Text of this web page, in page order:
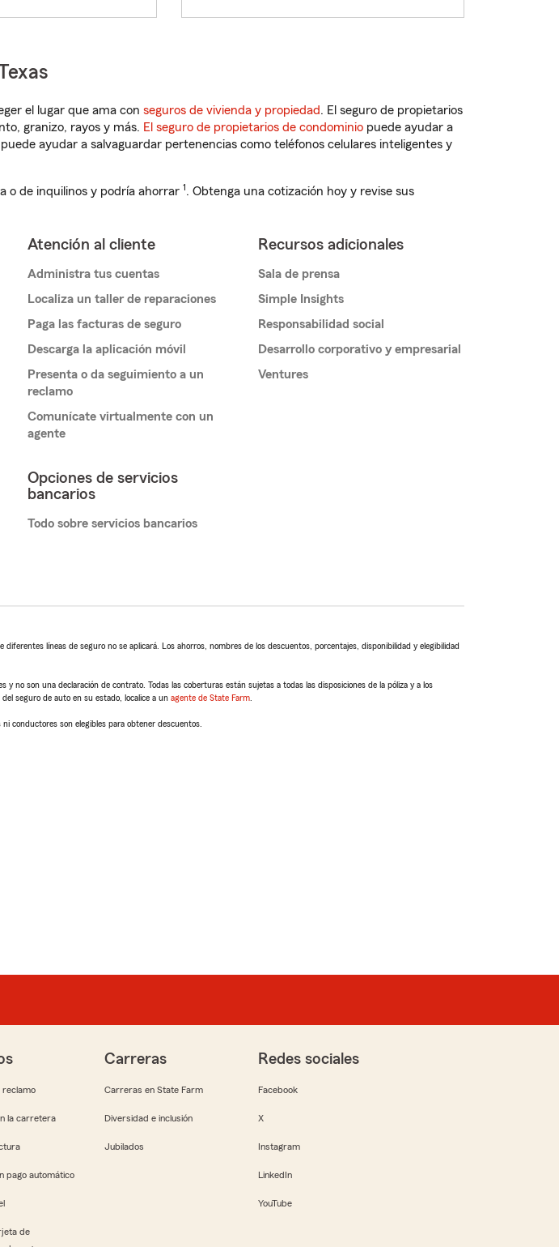
el lugar que ama con seguros de vivienda y propiedad. El seguro de propietarios
granizo, rayos y más. El seguro de propietarios de condominio puede ayudar a
puede ayudar a salvaguardar pertenencias como teléfonos celulares inteligentes y
o de inquilinos y podría ahorrar 1. Obtenga una cotización hoy y revise sus
Atención al cliente
Administra tus cuentas
Localiza un taller de reparaciones
Paga las facturas de seguro
Descarga la aplicación móvil
Presenta o da seguimiento a un
reclamo
Comunícate virtualmente con un
agente
Opciones de servicios
bancarios
Todo sobre servicios bancarios
Recursos adicionales
Sala de prensa
Simple Insights
Responsabilidad social
Desarrollo corporativo y empresarial
Ventures
líneas de seguro no se aplicará. Los ahorros, nombres de los descuentos, porcentajes, disponibilidad y elegibilidad
no son una declaración de contrato. Todas las coberturas están sujetas a todas las disposiciones de la póliza y a los
seguro de auto en su estado, localice a un agente de State Farm
conductores son elegibles para obtener descuentos.
reclamo
la carretera
pago automático
de
Carreras
Carreras en State Farm
Diversidad e inclusión
Jubilados
Redes sociales
Facebook
X
Instagram
LinkedIn
YouTube